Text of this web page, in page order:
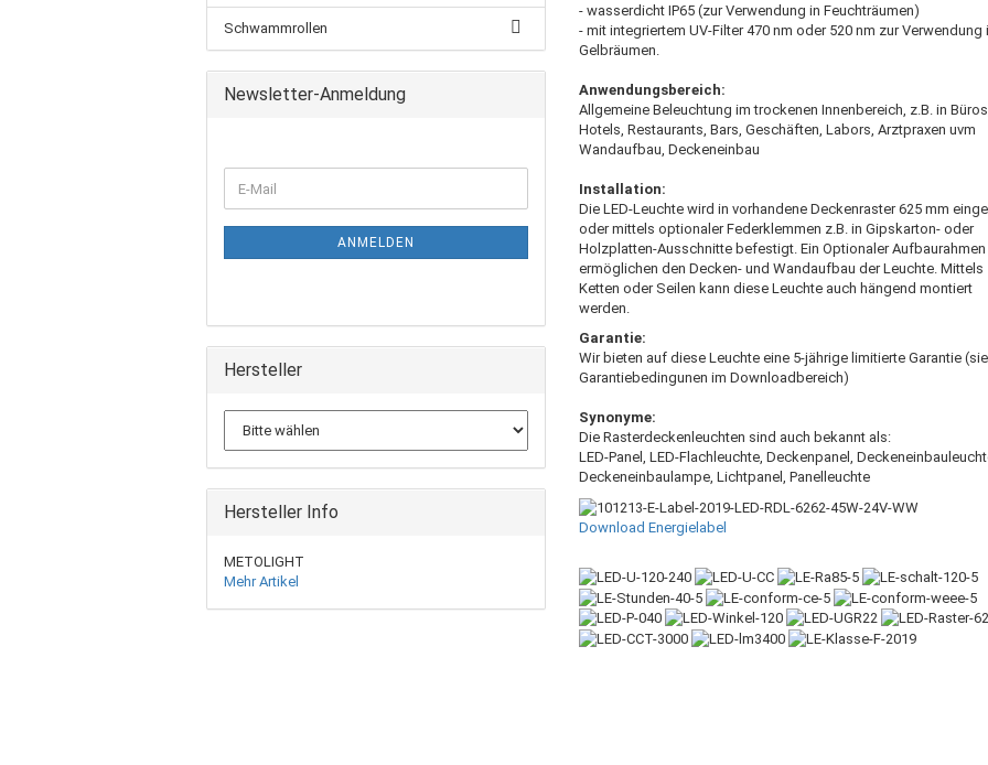
- wasserdicht IP65 (zur Verwendung in Feuchträumen)
- mit integriertem UV-Filter 470 nm oder 520 nm zur Verwendung
Gelbräumen.
Anwendungsbereich:
Allgemeine Beleuchtung im trockenen Innenbereich, z.B. in
Hotels, Restaurants, Bars, Geschäften, Labors, Arztpraxen uvm
Wandaufbau, Deckeneinbau
Installation:
Die LED-Leuchte wird in vorhandene Deckenraster 625 mm
oder mittels optionaler Federklemmen z.B. in Gipskarton- oder
Holzplatten-Ausschnitte befestigt. Ein Optionaler Aufbaurahmen
ermöglichen den Decken- und Wandaufbau der Leuchte. Mittels
Ketten oder Seilen kann diese Leuchte auch hängend montiert
werden.
Garantie:
Wir bieten auf diese Leuchte eine 5-jährige limitierte Garantie
Garantiebedingunen im Downloadbereich)
Synonyme:
Die Rasterdeckenleuchten sind auch bekannt als:
LED-Panel, LED-Flachleuchte, Deckenpanel,
Deckeneinbaulampe, Lichtpanel, Panelleuchte
Download Energielabel
Schwammrollen
Newsletter-Anmeldung
ANMELDEN
Hersteller
Hersteller Info
METOLIGHT
Mehr Artikel